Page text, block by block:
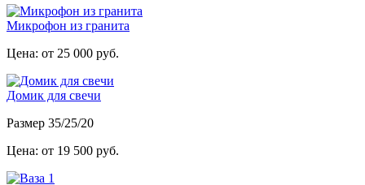
Микрофон из гранита
Цена: от 25 000 руб.
Домик для свечи
Размер 35/25/20
Цена: от 19 500 руб.